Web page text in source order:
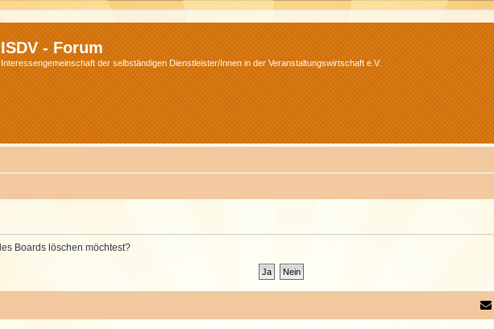
ISDV - Forum
Interessengemeinschaft der selbständigen Dienstleister/Innen in der Veranstaltungswirtschaft e.V.
Boards löschen möchtest?